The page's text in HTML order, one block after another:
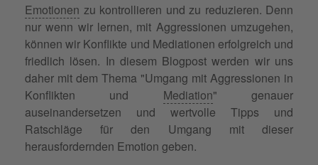
Emotionen zu kontrollieren und zu reduzieren. Denn
nur wenn wir lernen, mit Aggressionen umzugehen,
können wir Konflikte und Mediationen erfolgreich und
friedlich lösen. In diesem Blogpost werden wir uns
daher mit dem Thema "Umgang mit Aggressionen in
Konflikten und Mediation" genauer
auseinandersetzen und wertvolle Tipps und
Ratschläge für den Umgang mit dieser
herausfordernden Emotion geben.